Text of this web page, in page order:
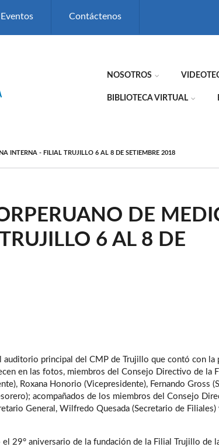
Eventos Contáctenos
NOSOTROS
BIBLIOTECA VIRTUAL
INTERNA - FILIAL TRUJILLO 6 AL 8 DE SETIEMBRE 2018
DE
6 AL 8 DE
auditorio principal del CMP de Trujillo que contó con la
en las fotos, miembros del Consejo Directivo de la
Roxana Honorio (Vicepresidente), Fernando Gross
acompañados de los miembros del Consejo
General, Wilfredo Quesada (Secretario de Filiales)
29° aniversario de la fundación de la Filial Trujillo de la